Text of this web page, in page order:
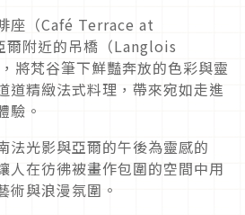
座（Café Terrace at
附近的吊橋（Langlois
將梵谷筆下鮮豔奔放的色彩與靈
道精緻法式料理，帶來宛如走進
驗。
法光影與亞爾的午後為靈感的
人在彷彿被畫作包圍的空間中用
術與浪漫氛圍。